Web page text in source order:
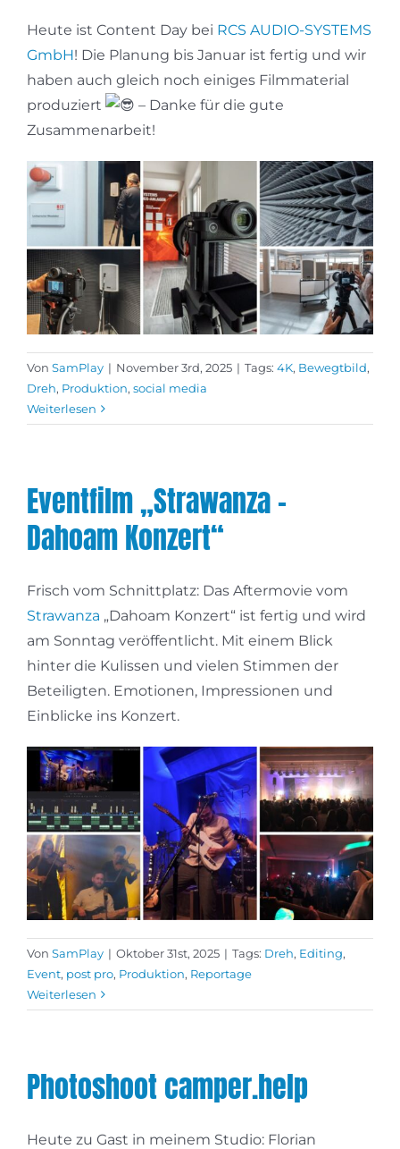
Heute ist Content Day bei RCS AUDIO-SYSTEMS
GmbH! Die Planung bis Januar ist fertig und wir
haben auch gleich noch einiges Filmmaterial
produziert
– Danke für die gute
Zusammenarbeit!
Von SamPlay | November 3rd, 2025 | Tags: 4K, Bewegtbild,
Dreh, Produktion, social media
Weiterlesen
Eventfilm „Strawanza –
Dahoam Konzert“
Frisch vom Schnittplatz: Das Aftermovie vom
Strawanza „Dahoam Konzert“ ist fertig und wird
am Sonntag veröffentlicht. Mit einem Blick
hinter die Kulissen und vielen Stimmen der
Beteiligten. Emotionen, Impressionen und
Einblicke ins Konzert.
Von SamPlay | Oktober 31st, 2025 | Tags: Dreh, Editing,
Event, post pro, Produktion, Reportage
Weiterlesen
Photoshoot camper.help
Heute zu Gast in meinem Studio: Florian